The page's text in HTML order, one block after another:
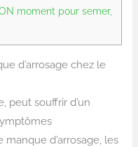
moment pour semer,
d’arrosage chez le
peut souffrir d’un
d’arrosage, les